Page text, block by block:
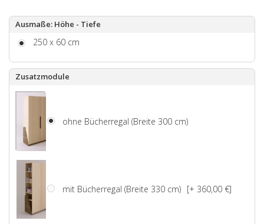
Ausmaße: Höhe - Tiefe
250 x 60 cm
Zusatzmodule
ohne Bücherregal (Breite 300 cm)
mit Bücherregal (Breite 330 cm) [+ 360,00 €]